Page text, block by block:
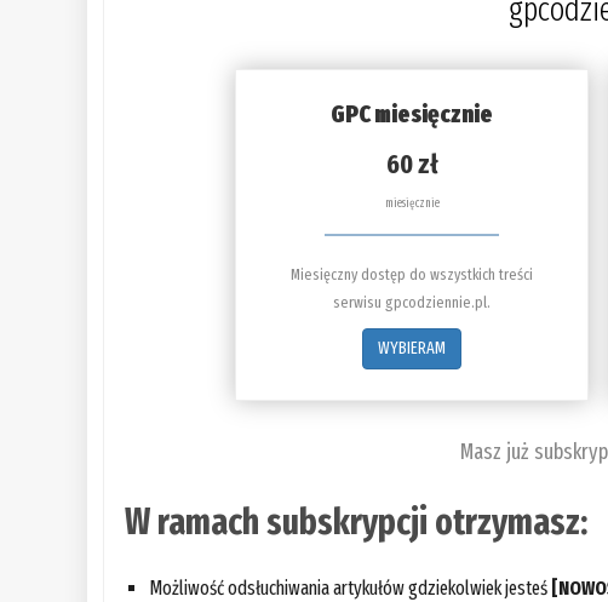
GPC miesięcznie
60 zł
miesięcznie
Miesięczny dostęp do wszystkich treści
serwisu gpcodziennie.pl.
WYBIERAM
Masz już
W ramach subskrypcji otrzymasz:
Możliwość odsłuchiwania artykułów gdziekolwiek jesteś